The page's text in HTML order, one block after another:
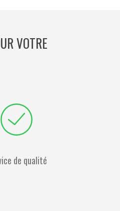
VOTRE
de qualité